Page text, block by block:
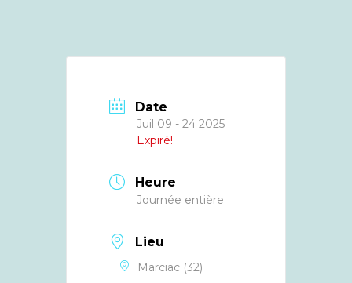
Date
Juil 09 - 24 2025
Expiré!
Heure
Journée entière
Lieu
Marciac (32)